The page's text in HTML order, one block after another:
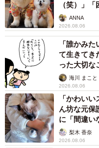
（笑）」「
ANNA
2026.08.06
「誰かみ
て生きて
った大切な
海川 まこと
2026.08.06
「かわい
ん坊な元
に「間違い
梨木 香奈
2026.08.06